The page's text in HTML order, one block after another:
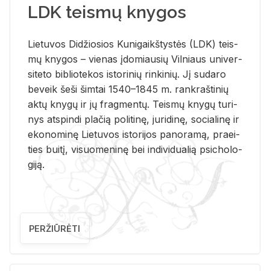
LDK teismų knygos
Lie­tu­vos Di­džio­sios Ku­ni­gaikš­tys­tės (LDK) teis­
mų kny­gos – vie­nas įdo­miau­sių Vil­niaus uni­ver­
si­te­to bi­b­lio­te­kos is­to­ri­nių rin­ki­nių. Jį su­da­ro
be­veik šeši šim­tai 1540–1845 m. rank­raš­ti­nių
aktų kny­gų ir jų frag­men­tų. Teis­mų kny­gų tu­ri­
nys at­spin­di pla­čią po­li­ti­nę, ju­ri­di­nę, so­cia­li­nę ir
eko­no­mi­nę Lie­tu­vos is­to­ri­jos pa­no­ra­mą, pra­ei­
ties bui­tį, vi­suo­me­ni­nę bei in­di­vi­dua­lią psi­cho­lo­
gi­ją.
PERŽIŪRĖTI